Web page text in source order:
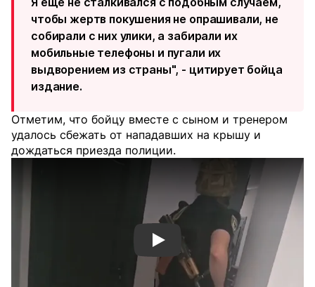
чтобы жертв покушения не опрашивали, не
собирали с них улики, а забирали их
мобильные телефоны и пугали их
выдворением из страны", - цитирует бойца
издание.
Отметим, что бойцу вместе с сыном и тренером
удалось сбежать от нападавших на крышу и
дождаться приезда полиции.
Смотреть видео YouTube